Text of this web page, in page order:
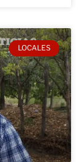
LOCALES